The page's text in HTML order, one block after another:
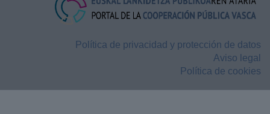
Política de privacidad y protección de datos
Aviso legal
Política de cookies